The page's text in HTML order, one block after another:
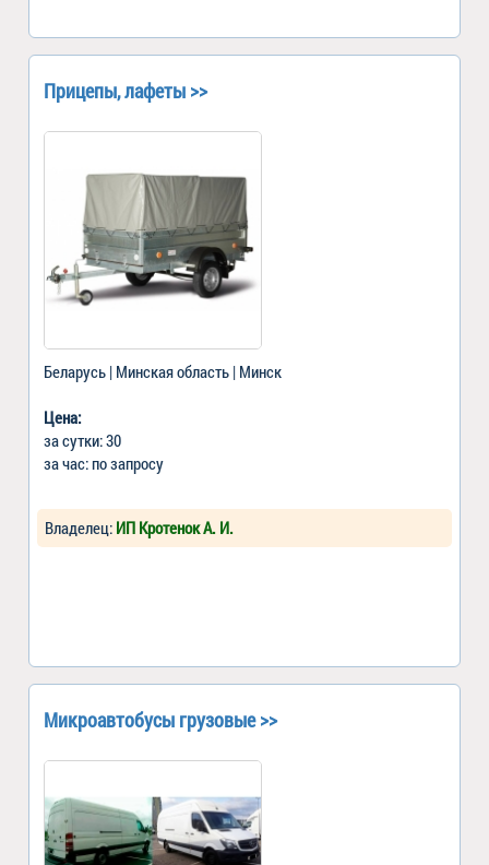
Прицепы, лафеты >>
Беларусь | Минская область | Минск
Цена:
за сутки: 30
за час: по запросу
Владелец: ИП Кротенок А. И.
Микроавтобусы грузовые >>